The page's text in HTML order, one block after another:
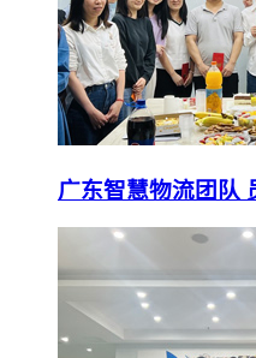
广东智慧物流团队